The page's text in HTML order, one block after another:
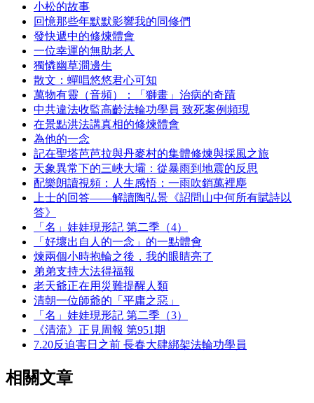
小松的故事
回憶那些年默默影響我的同修們
發快遞中的修煉體會
一位幸運的無助老人
獨憐幽草澗邊生
散文：蟬唱悠悠君心可知
萬物有靈（音頻）：「獅畫」治病的奇蹟
中共違法收監高齡法輪功學員 致死案例頻現
在景點洪法講真相的修煉體會
為他的一念
記在聖塔芭芭拉與丹麥村的集體修煉與採風之旅
天象異常下的三峽大壩：從暴雨到地震的反思
配樂朗讀視頻：人生感悟：一雨吹銷萬裡塵
上士的回答——解讀陶弘景《詔問山中何所有賦詩以
答》
「名」娃娃現形記 第二季（4）
「好壞出自人的一念」的一點體會
煉兩個小時抱輪之後，我的眼睛亮了
弟弟支持大法得福報
老天爺正在用災難提醒人類
清朝一位師爺的「平庸之惡」
「名」娃娃現形記 第二季（3）
《清流》正見周報 第951期
7.20反迫害日之前 長春大肆綁架法輪功學員
相關文章